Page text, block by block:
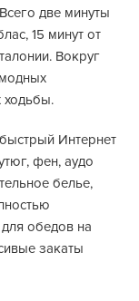
две минуты
15 минут от
Вокруг
ходьбы.
Интернет
фен, аудо
белье,
обедов на
закаты